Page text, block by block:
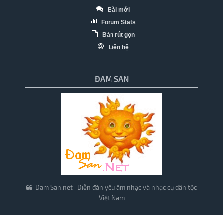
Bài mới
Forum Stats
Bản rút gọn
Liên hệ
ĐAM SAN
Đam San.net -Diễn đàn yêu âm nhạc và nhạc cụ dân tộc
Việt Nam